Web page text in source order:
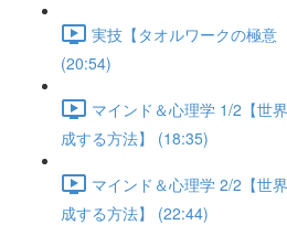
実技【タオルワークの極意
(20:54)
マインド＆心理学 1/2【世
成する方法】 (18:35)
マインド＆心理学 2/2【世
成する方法】 (22:44)